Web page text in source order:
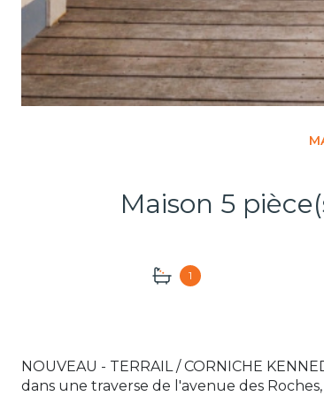
1
NOUVEAU - TERRAIL / CORNICHE
dans une traverse de l'avenue des